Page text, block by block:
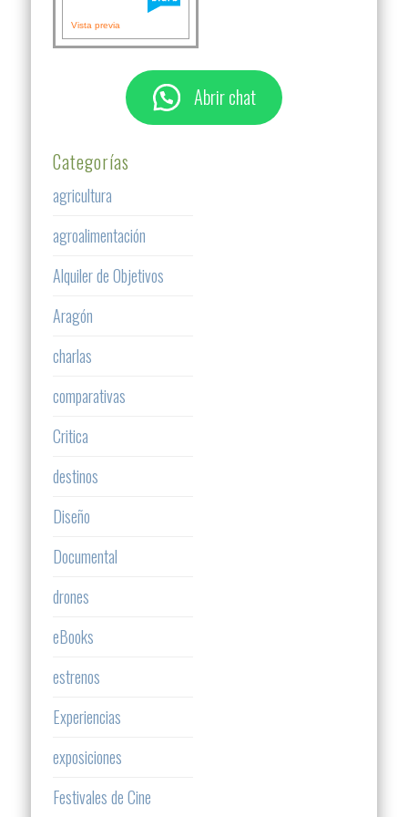
Vista previa
Abrir chat
Categorías
agricultura
agroalimentación
Alquiler de Objetivos
Aragón
charlas
comparativas
Critica
destinos
Diseño
Documental
drones
eBooks
estrenos
Experiencias
exposiciones
Festivales de Cine